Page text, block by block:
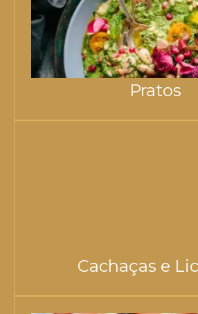
Pratos
Cachaças e